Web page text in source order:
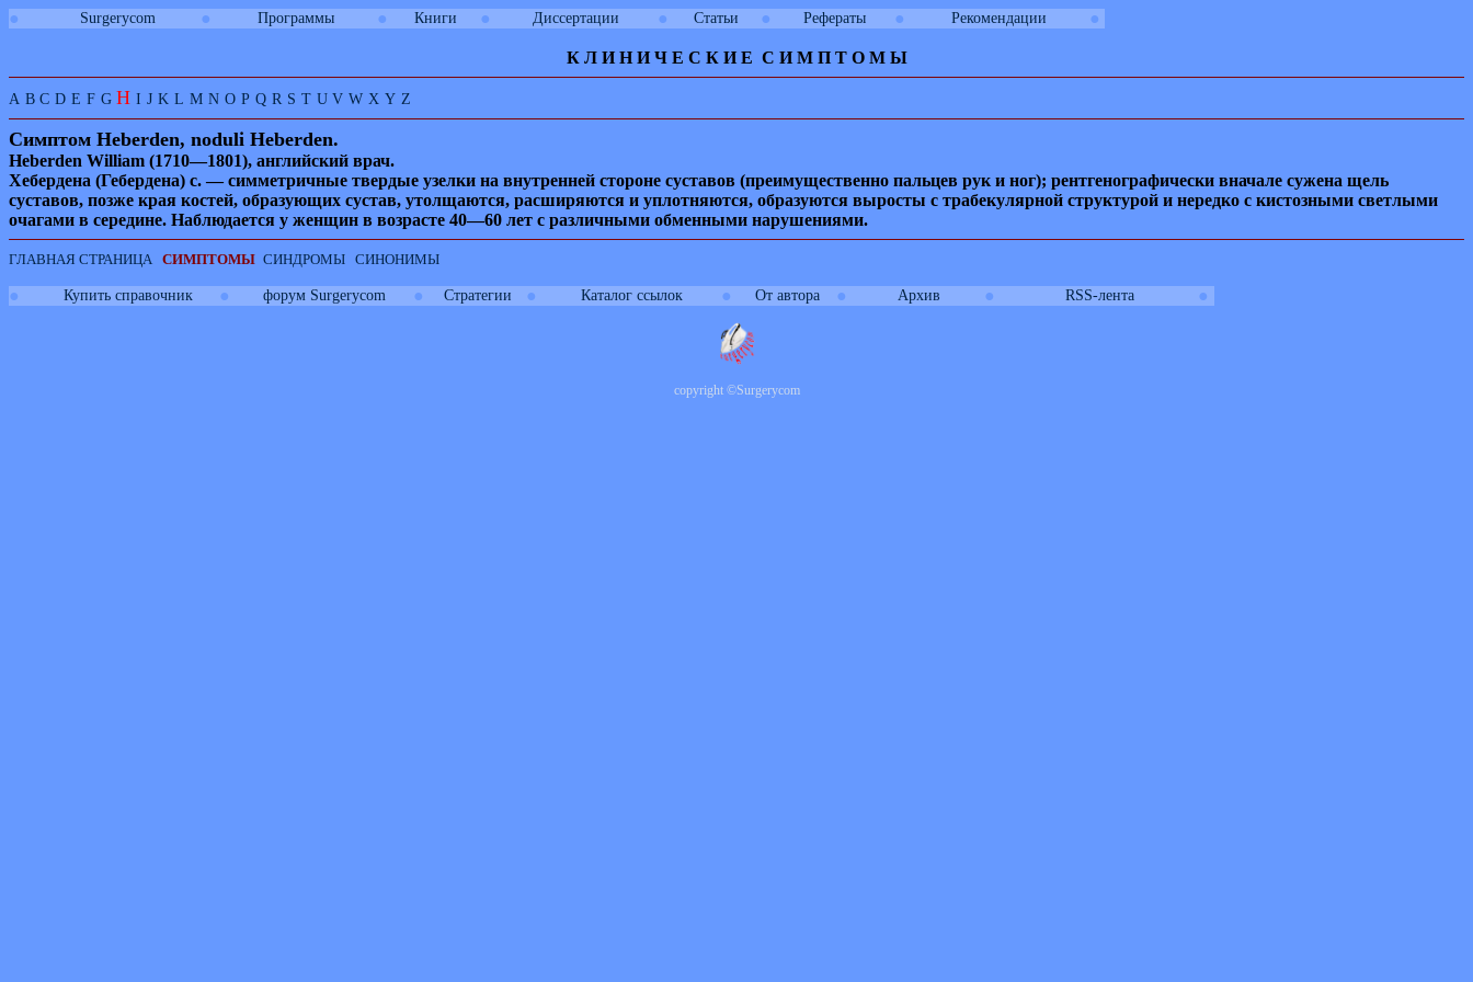
● Surgerycom ● Программы ● Книги ● Диссертации ● Статьи ● Рефераты ● Рекомендации ●
К Л И Н И Ч Е С К И Е С И М П Т О М Ы
A B C D E F G H I J K L M N O P Q R S T U V W X Y Z
Симптом Heberden, noduli Heberden.
Heberden William (1710—1801), английский врач.
Хебердена (Гебердена) с. — симметричные твердые узелки на внутренней стороне суставов (преимущественно пальцев рук и ног); рентгенографически вначале сужена щель
суставов, позже края костей, образующих сустав, утолщаются, расширяются и уплотняются, образуются выросты с трабекулярной структурой и нередко с кистозными светлыми
очагами в середине. Наблюдается у женщин в возрасте 40—60 лет с различными обменными нарушениями.
ГЛАВНАЯ СТРАНИЦА СИМПТОМЫ СИНДРОМЫ СИНОНИМЫ
● Купить справочник ● форум Surgerycom ● Стратегии ● Каталог ссылок ● От автора ● Архив ● RSS-лента ●
copyright ©Surgerycom